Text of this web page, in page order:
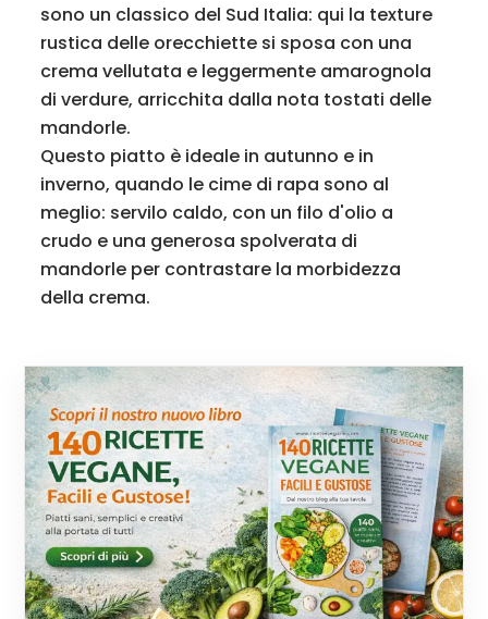
sono un classico del Sud Italia: qui la texture
rustica delle orecchiette si sposa con una
crema vellutata e leggermente amarognola
di verdure, arricchita dalla nota tostati delle
mandorle.
Questo piatto è ideale in autunno e in
inverno, quando le cime di rapa sono al
meglio: servilo caldo, con un filo d'olio a
crudo e una generosa spolverata di
mandorle per contrastare la morbidezza
della crema.